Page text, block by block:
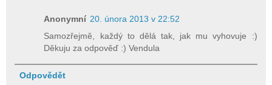
Anonymní 20. února 2013 v 22:52
Samozřejmě, každý to dělá tak, jak mu vyhovuje :)
Děkuju za odpověď :) Vendula
Odpovědět